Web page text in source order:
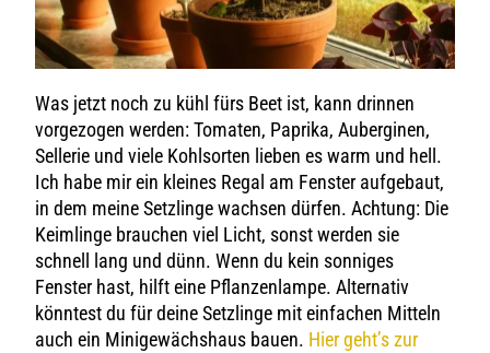
Was jetzt noch zu kühl fürs Beet ist, kann drinnen
vorgezogen werden: Tomaten, Paprika, Auberginen,
Sellerie und viele Kohlsorten lieben es warm und hell.
Ich habe mir ein kleines Regal am Fenster aufgebaut,
in dem meine Setzlinge wachsen dürfen. Achtung: Die
Keimlinge brauchen viel Licht, sonst werden sie
schnell lang und dünn. Wenn du kein sonniges
Fenster hast, hilft eine Pflanzenlampe. Alternativ
könntest du für deine Setzlinge mit einfachen Mitteln
auch ein Minigewächshaus bauen. Hier geht’s zur